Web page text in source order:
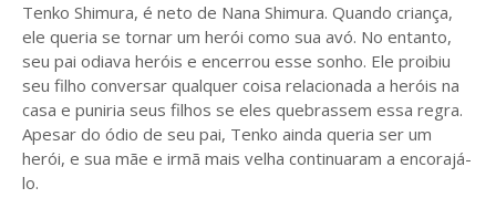
Tenko Shimura, é neto de Nana Shimura. Quando criança,
ele queria se tornar um herói como sua avó. No entanto,
seu pai odiava heróis e encerrou esse sonho. Ele proibiu
seu filho conversar qualquer coisa relacionada a heróis na
casa e puniria seus filhos se eles quebrassem essa regra.
Apesar do ódio de seu pai, Tenko ainda queria ser um
herói, e sua mãe e irmã mais velha continuaram a encorajá-
lo.